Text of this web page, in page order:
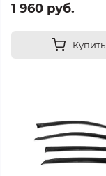
1 960 руб.
Купить